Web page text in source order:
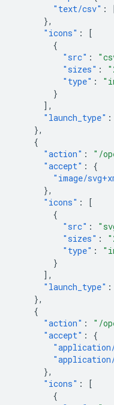
"text/csv" :
},
"icons" :
[
{
"src" :
"sizes" :
"type" :
}
],
"launch_type" :
},
{
"action" : "/
"accept" :
{
"image/
},
"icons" :
[
{
"src" :
"sizes" :
"type" :
}
],
"launch_type" :
},
{
"action" : "/
"accept" :
{
},
"icons" :
[
{